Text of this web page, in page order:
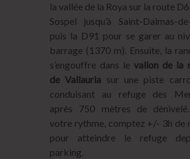
la vallée de la Roya sur la route
Sospel jusqu’à Saint-Dalmas-
puis la D91 pour se garer au
barrage (1370 m). Ensuite, la
s’engouffre dans le vallon de la
de Vallauria sur une piste
conduisant au refuge des
après 750 mètres de
votre rythme, comptez +/- 3h de
pour atteindre le refuge
parking.